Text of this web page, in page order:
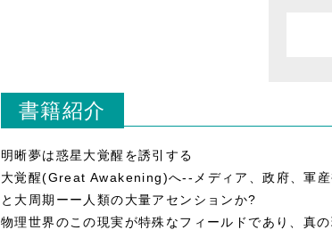
書籍紹介
明晰夢は惑星大覚醒を誘引する
大覚醒(Great Awakening)へ--メディア、政府、軍
と大周期ーー人類の大量アセンションか?
物理世界のこの現実が特殊なフィールドであり、真